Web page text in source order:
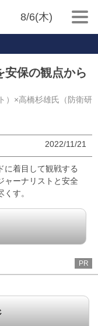
8/6(木)
安保の観点から
）×高橋杉雄氏（防衛研
2022/11/21
に着目して観戦する
ャーナリストと安全
す。
PR